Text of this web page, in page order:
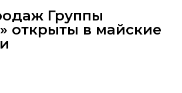
Группы
открыты в майские